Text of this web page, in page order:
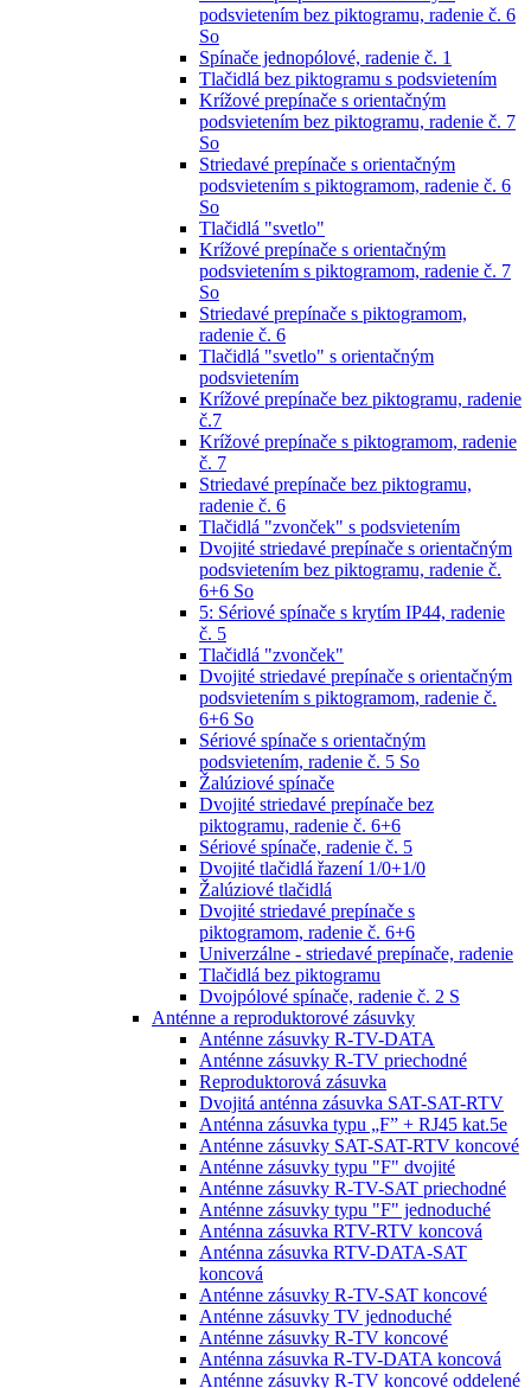
podsvietením bez piktogramu, radenie č. 6
So
Spínače jednopólové, radenie č. 1
Tlačidlá bez piktogramu s podsvietením
Krížové prepínače s orientačným
podsvietením bez piktogramu, radenie č. 7
So
Striedavé prepínače s orientačným
podsvietením s piktogramom, radenie č. 6
So
Tlačidlá "svetlo"
Krížové prepínače s orientačným
podsvietením s piktogramom, radenie č. 7
So
Striedavé prepínače s piktogramom,
radenie č. 6
Tlačidlá "svetlo" s orientačným
podsvietením
Krížové prepínače bez piktogramu, radenie
č.7
Krížové prepínače s piktogramom, radenie
č. 7
Striedavé prepínače bez piktogramu,
radenie č. 6
Tlačidlá "zvonček" s podsvietením
Dvojité striedavé prepínače s orientačným
podsvietením bez piktogramu, radenie č.
6+6 So
5: Sériové spínače s krytím IP44, radenie
č. 5
Tlačidlá "zvonček"
Dvojité striedavé prepínače s orientačným
podsvietením s piktogramom, radenie č.
6+6 So
Sériové spínače s orientačným
podsvietením, radenie č. 5 So
Žalúziové spínače
Dvojité striedavé prepínače bez
piktogramu, radenie č. 6+6
Sériové spínače, radenie č. 5
Dvojité tlačidlá řazení 1/0+1/0
Žalúziové tlačidlá
Dvojité striedavé prepínače s
piktogramom, radenie č. 6+6
Univerzálne - striedavé prepínače, radenie
Tlačidlá bez piktogramu
Dvojpólové spínače, radenie č. 2 S
Anténne a reproduktorové zásuvky
Anténne zásuvky R-TV-DATA
Anténne zásuvky R-TV priechodné
Reproduktorová zásuvka
Dvojitá anténna zásuvka SAT-SAT-RTV
Anténna zásuvka typu „F” + RJ45 kat.5e
Anténne zásuvky SAT-SAT-RTV koncové
Anténne zásuvky typu "F" dvojité
Anténne zásuvky R-TV-SAT priechodné
Anténne zásuvky typu "F" jednoduché
Anténna zásuvka RTV-RTV koncová
Anténna zásuvka RTV-DATA-SAT
koncová
Anténne zásuvky R-TV-SAT koncové
Anténne zásuvky TV jednoduché
Anténne zásuvky R-TV koncové
Anténna zásuvka R-TV-DATA koncová
Anténne zásuvky R-TV koncové oddelené